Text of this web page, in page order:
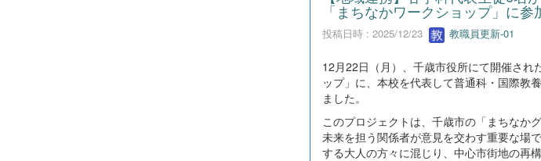
「まちなかワークショップ」に参
投稿日時 : 2025/12/23 教職員更新-01
12月22日（月）、千歳市役所にて開催され
ップ」に、本校を代表して普通科・国際教
ました。
このプロジェクトは、千歳市の「まちなか
未来を担う関係者が意見を交わす重要な場
する大人の方々に混じり、中心市街地の再